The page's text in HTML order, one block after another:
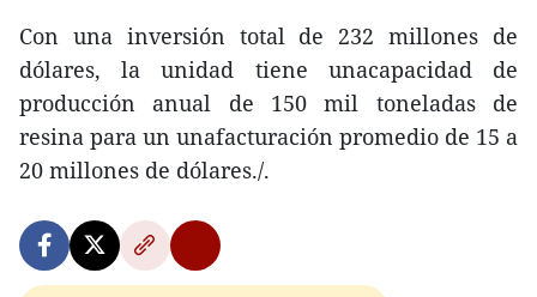
Con una inversión total de 232 millones de
dólares, la unidad tiene unacapacidad de
producción anual de 150 mil toneladas de
resina para un unafacturación promedio de 15 a
20 millones de dólares./.